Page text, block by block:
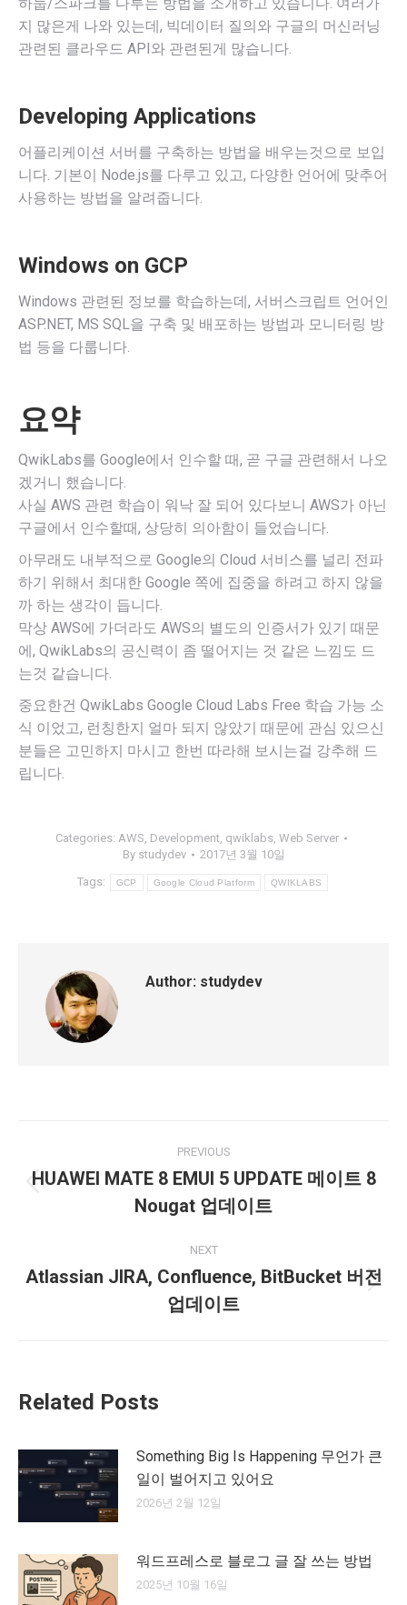
지 많은게 나와 있는데, 빅데이터 질의와 구글의 머신러닝
관련된 클라우드 API와 관련된게 많습니다.
Developing Applications
어플리케이션 서버를 구축하는 방법을 배우는것으로 보입
니다. 기본이 Node.js를 다루고 있고, 다양한 언어에 맞추어
사용하는 방법을 알려줍니다.
Windows on GCP
Windows 관련된 정보를 학습하는데, 서버스크립트 언어인
ASP.NET, MS SQL을 구축 및 배포하는 방법과 모니터링 방
법 등을 다룹니다.
요약
QwikLabs를 Google에서 인수할 때, 곧 구글 관련해서 나오
겠거니 했습니다.
사실 AWS 관련 학습이 워낙 잘 되어 있다보니 AWS가 아닌
구글에서 인수할때, 상당히 의아함이 들었습니다.
아무래도 내부적으로 Google의 Cloud 서비스를 널리 전파
하기 위해서 최대한 Google 쪽에 집중을 하려고 하지 않을
까 하는 생각이 듭니다.
막상 AWS에 가더라도 AWS의 별도의 인증서가 있기 때문
에, QwikLabs의 공신력이 좀 떨어지는 것 같은 느낌도 드
는것 같습니다.
중요한건 QwikLabs Google Cloud Labs Free 학습 가능 소
식 이었고, 런칭한지 얼마 되지 않았기 때문에 관심 있으신
분들은 고민하지 마시고 한번 따라해 보시는걸 강추해 드
립니다.
Categories: AWS Development qwiklabs, Web Server
By studydev 2017년 3월 10일
Tags: GCP Google Cloud Platform QWIKLABS
Author: studydev
navigation
PREVIOUS
post:
HUAWEI MATE 8 EMUI 5 UPDATE 메이트 8
Nougat 업데이트
NEXT
post:
Atlassian JIRA, Confluence, BitBucket 버전
업데이트
Related Posts
Something Big Is Happening 무언가 큰
일이 벌어지고 있어요
2026년 2월 12일
워드프레스로 블로그 글 잘 쓰는 방법
2025년 10월 16일